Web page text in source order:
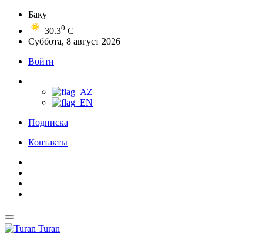
Баку
30.30 C
Суббота, 8 август 2026
Войти
Подписка
Контакты
Turan